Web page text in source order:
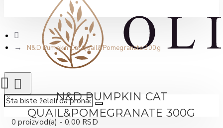
0 proizvod(a) - 0,00 RSD
N&D Pumpkin Cat Quail&Pomegranate 300g
N&D PUMPKIN CAT
QUAIL&POMEGRANATE 300G